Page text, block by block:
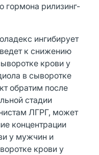
гормона рилизинг-
ингибирует
к снижению
крови у
в сыворотке
обратим после
стадии
ЛГРГ, может
концентрации
у мужчин и
крови у